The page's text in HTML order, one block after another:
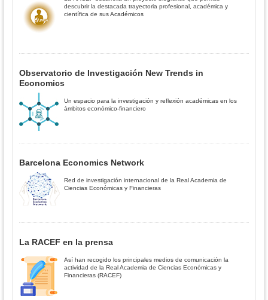
descubrir la destacada trayectoria profesional, académica y
científica de sus Académicos
Observatorio de Investigación New Trends in
Economics
Un espacio para la investigación y reflexión académicas en los
ámbitos económico-financiero
Barcelona Economics Network
Red de investigación internacional de la Real Academia de
Ciencias Económicas y Financieras
La RACEF en la prensa
Así han recogido los principales medios de comunicación la
actividad de la Real Academia de Ciencias Económicas y
Financieras (RACEF)